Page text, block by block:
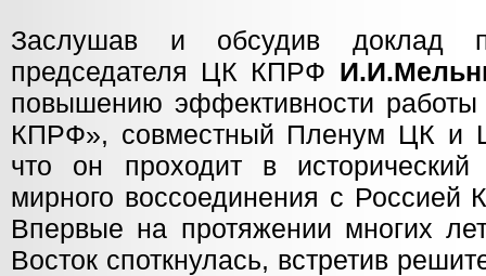
Заслушав и обсудив доклад
председателя ЦК КПРФ
повышению эффективности работы
КПРФ», совместный Пленум ЦК и
что он проходит в
мирного воссоединения с Россией
Впервые на протяжении многих
Восток споткнулась, встретив